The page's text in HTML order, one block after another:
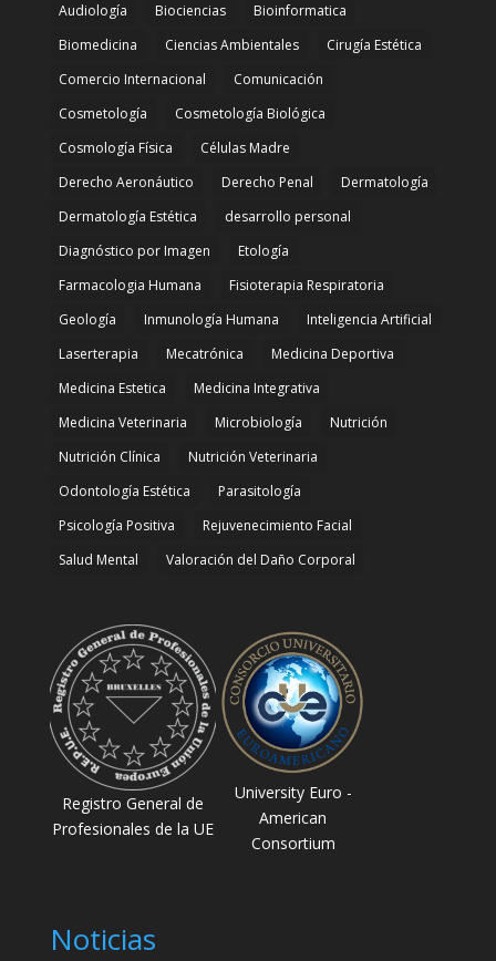
Audiología
Biociencias
Bioinformatica
Biomedicina
Ciencias Ambientales
Cirugía Estética
Comercio Internacional
Comunicación
Cosmetología
Cosmetología Biológica
Cosmología Física
Células Madre
Derecho Aeronáutico
Derecho Penal
Dermatología
Dermatología Estética
desarrollo personal
Diagnóstico por Imagen
Etología
Farmacologia Humana
Fisioterapia Respiratoria
Geología
Inmunología Humana
Inteligencia Artificial
Laserterapia
Mecatrónica
Medicina Deportiva
Medicina Estetica
Medicina Integrativa
Medicina Veterinaria
Microbiología
Nutrición
Nutrición Clínica
Nutrición Veterinaria
Odontología Estética
Parasitología
Psicología Positiva
Rejuvenecimiento Facial
Salud Mental
Valoración del Daño Corporal
Registro General de
Profesionales de la UE
University Euro -
American
Consortium
Noticias